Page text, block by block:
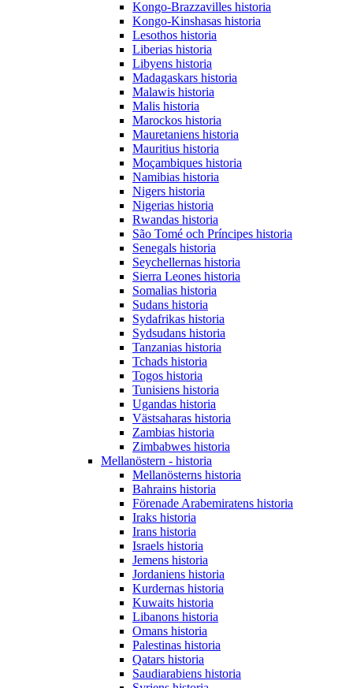
Kongo-Brazzavilles historia
Kongo-Kinshasas historia
Lesothos historia
Liberias historia
Libyens historia
Madagaskars historia
Malawis historia
Malis historia
Marockos historia
Mauretaniens historia
Mauritius historia
Moçambiques historia
Namibias historia
Nigers historia
Nigerias historia
Rwandas historia
São Tomé och Príncipes historia
Senegals historia
Seychellernas historia
Sierra Leones historia
Somalias historia
Sudans historia
Sydafrikas historia
Sydsudans historia
Tanzanias historia
Tchads historia
Togos historia
Tunisiens historia
Ugandas historia
Västsaharas historia
Zambias historia
Zimbabwes historia
Mellanöstern - historia
Mellanösterns historia
Bahrains historia
Förenade Arabemiratens historia
Iraks historia
Irans historia
Israels historia
Jemens historia
Jordaniens historia
Kurdernas historia
Kuwaits historia
Libanons historia
Omans historia
Palestinas historia
Qatars historia
Saudiarabiens historia